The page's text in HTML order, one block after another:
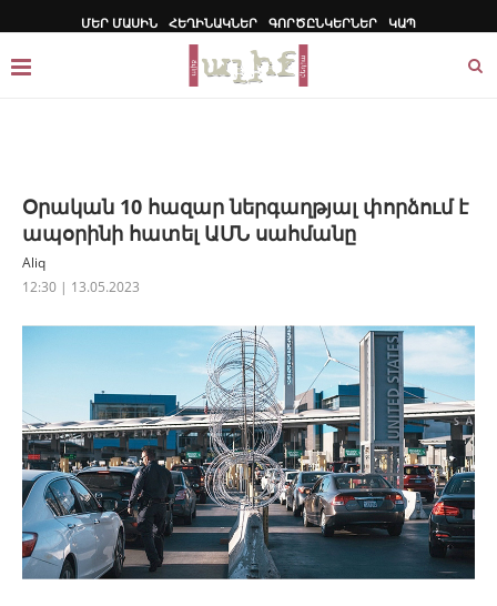
ՄԵՐ ՄԱՍԻՆ ՀԵՂԻՆԱԿՆԵՐ ԳՈՐԾԸՆԿԵՐՆԵՐ ԿԱՊ
Օրական 10 հազար ներգաղթյալ փորձում է
ապօրինի հատել ԱՄՆ սահմանը
Aliq
12:30 | 13.05.2023